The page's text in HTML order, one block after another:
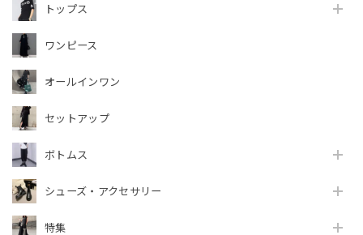
トップス
ワンピース
オールインワン
セットアップ
ボトムス
シューズ・アクセサリー
特集